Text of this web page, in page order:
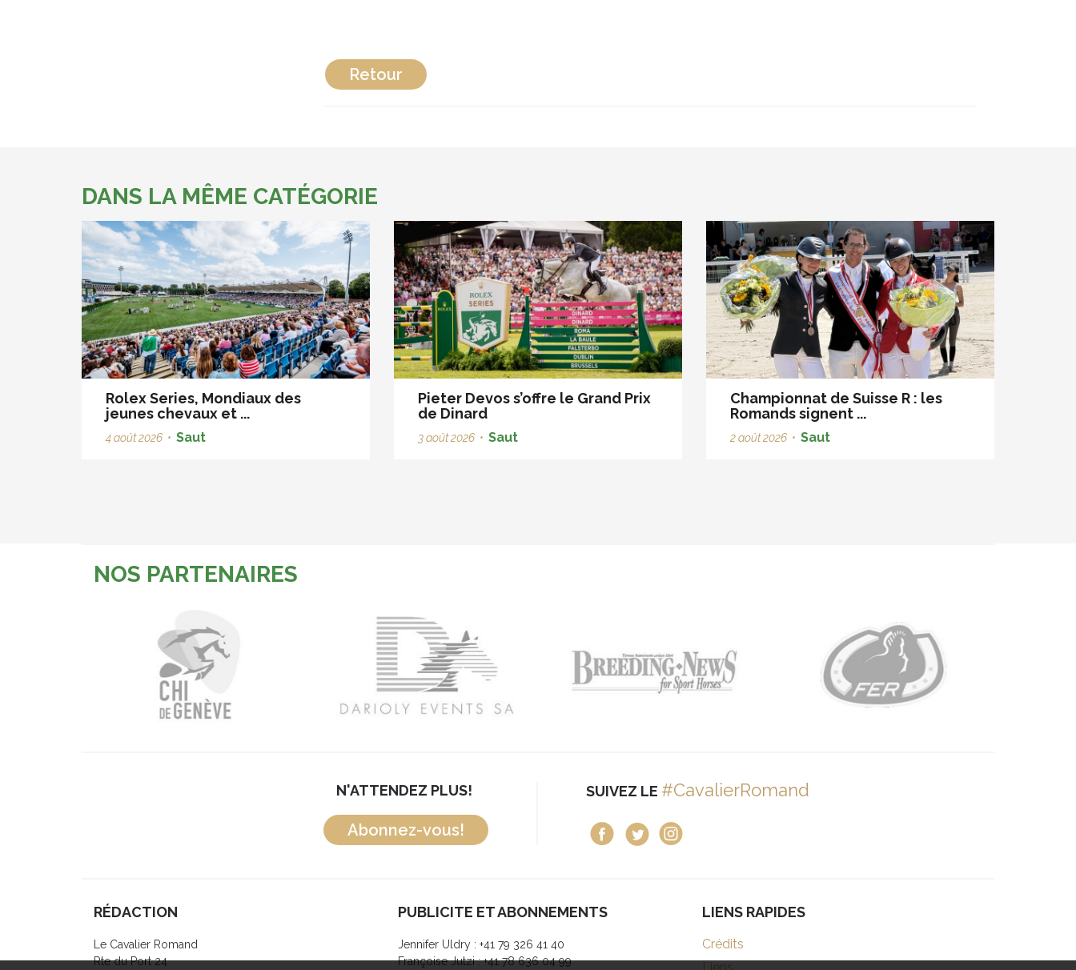
Retour
DANS LA MÊME CATÉGORIE
Rolex Series, Mondiaux des
jeunes chevaux et ...
4 août 2026 • Saut
Pieter Devos s’offre le Grand Prix
de Dinard
3 août 2026 • Saut
Championnat de Suisse R : les
Romands signent ...
2 août 2026 • Saut
NOS PARTENAIRES
N'ATTENDEZ PLUS!
Abonnez-vous!
SUIVEZ LE #CavalierRomand
RÉDACTION
Le Cavalier Romand
Rte du Port 24
PUBLICITE ET ABONNEMENTS
Jennifer Uldry : +41 79 326 41 40
Françoise Jutzi : +41 78 636 04 99
LIENS RAPIDES
Crédits